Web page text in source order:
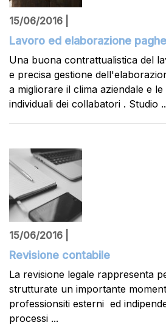
15/06/2016 |
Lavoro ed elaborazione paghe
Una buona contrattualistica del
e precisa gestione
a migliorare il clima aziendale e
individuali dei collabatori . Studio
15/06/2016 |
Revisione contabile
La revisione legale rappresenta
strutturate un importante
professionsiti esterni ed
processi ...